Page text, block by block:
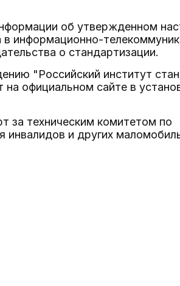
об утвержденном
информационно-
о стандартизации.
"Российский институт
официальном сайте в
за техническим комитетом по
инвалидов и других